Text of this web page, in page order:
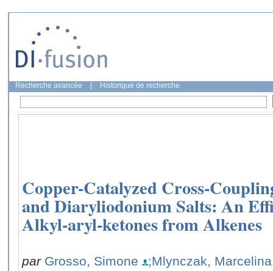
Recherche avancée Historique de recherche
Copper-Catalyzed Cross-
and Diaryliodonium Salts: An
Alkyl-aryl-ketones from Alkenes
par Grosso, Simone ;Mlynczak, Marcelina